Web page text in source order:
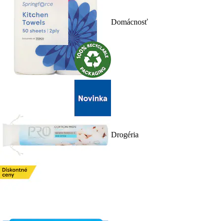
Domácnosť
Drogéria